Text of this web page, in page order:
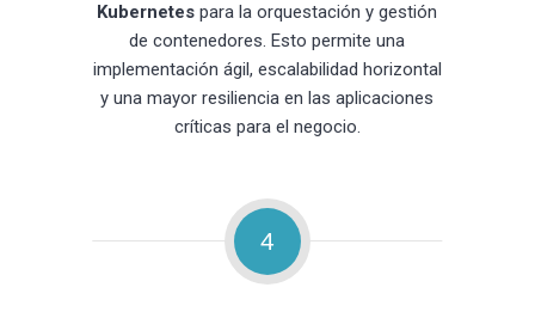
Kubernetes para la orquestación y gestión
de contenedores. Esto permite una
implementación ágil, escalabilidad horizontal
y una mayor resiliencia en las aplicaciones
críticas para el negocio.
4